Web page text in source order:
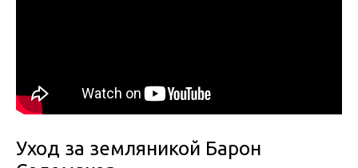
Уход за земляникой Барон